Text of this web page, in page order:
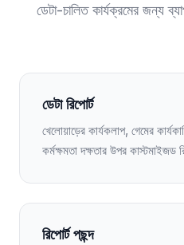
ডেটা-চালিত কার্যক্রমের জন্য
ডেটা রিপোর্ট
খেলোয়াড়ের কার্যকলাপ, গেমের
কর্মক্ষমতা দক্ষতার উপর কাস্টমাইজড
রিপোর্ট পছন্দ